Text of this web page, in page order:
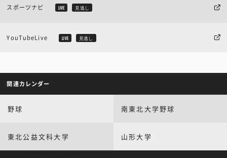
スポーツナビ LIVE 見逃し
YouTubeLive LIVE 見逃し
関連カレンダー
野球 南東北大学野球
東北公益文科大学 山形大学